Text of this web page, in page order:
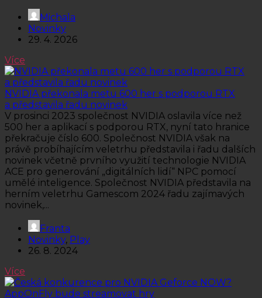
Michala
Novinky
29. 4. 2026
Více
NVIDIA překonala metu 600 her s podporou RTX
a představila řadu novinek
V prosinci 2023 společnost NVIDIA oslavila více než
500 her a aplikací s podporou RTX, nyní tato hranice
překračuje číslo 600. Společnost NVIDIA však na
právě probíhajícím veletrhu představila i řadu dalších
novinek včetně prvního využití technologie NVIDIA
ACE pro generování „digitálních lidí“ NPC pomocí
umělé inteligence. Společnost NVIDIA představila na
herním veletrhu Gamescom 2024 řadu zajímavých
novinek,...
Franta
Novinky, Play
26. 8. 2024
Více